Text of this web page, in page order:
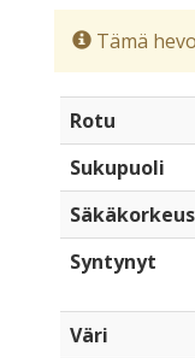
Tämä
Rotu
Sukupuoli
Säkäkorkeus
Syntynyt
Väri